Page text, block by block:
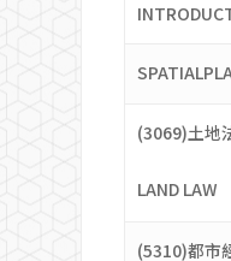
(3069)土地
LAND LAW
(5310)都市